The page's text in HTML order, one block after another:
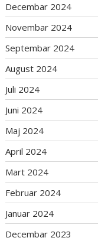
Decembar 2024
Novembar 2024
Septembar 2024
August 2024
Juli 2024
Juni 2024
Maj 2024
April 2024
Mart 2024
Februar 2024
Januar 2024
Decembar 2023